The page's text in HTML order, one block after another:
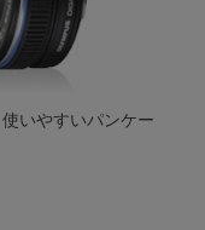
いやすいパンケー